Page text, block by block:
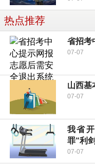
热点推荐
省招考
07-07
山西基
07-07
我省
罪“利
07-07